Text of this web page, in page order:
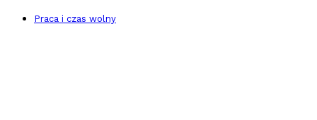
Praca i czas wolny